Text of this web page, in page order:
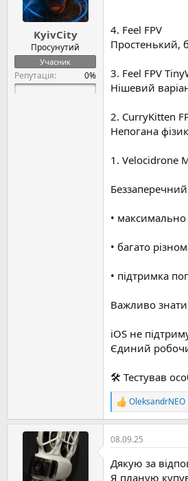
KyivCity
Просунутий
Учасник
Репутація:
4. Feel FPV
Простенький,
3. Feel FPV
Нішевий
2. CurryKitten
Непогана
1. Velocidrone
• максимально
• багато
• підтримка
Важливо
iOS не
Єдиний
🛠 Тестував
Р
е
а
к
ц
і
ї
OleksandrNEO
08.09.25
Дякую за
Я планую